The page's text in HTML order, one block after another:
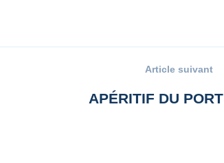
Article suivant
APÉRITIF DU PORT